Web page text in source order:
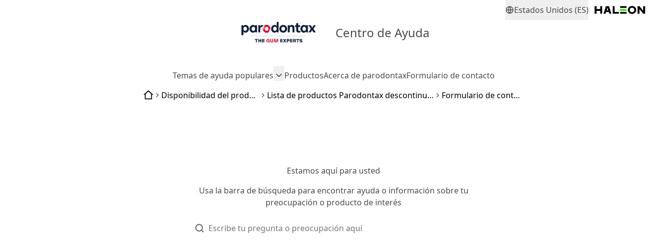
Estados Unidos (ES)
Centro de Ayuda
Temas de ayuda populares ProductosAcerca de parodontaxFormulario de contacto
Disponibilidad del producto
Lista de productos Parodontax descontinuados Formulario de contacto
Estamos aquí para usted
Usa la barra de búsqueda para encontrar ayuda o información sobre tu
preocupación o producto de interés